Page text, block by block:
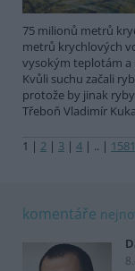
75 milionů metrů
metrů krychlových
vysokým teplotám a
Kvůli suchu začali
protože by jinak
Třeboň Vladimír
1 | 2 | 3 | 4 | .. | 1581
komentáře